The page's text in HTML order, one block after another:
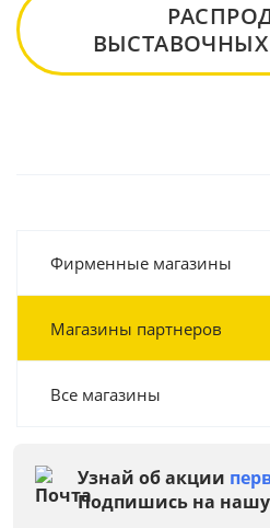
Фирменные магазины
Магазины партнеров
Все магазины
Узнай об акции
Подпишись на нашу